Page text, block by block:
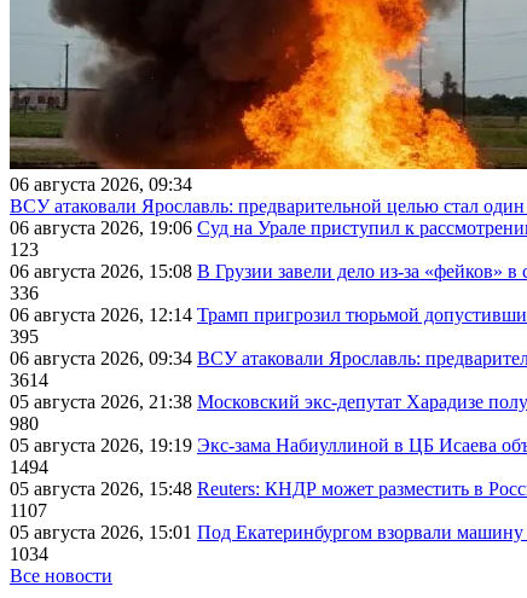
06 августа 2026, 09:34
ВСУ атаковали Ярославль: предварительной целью стал
06 августа 2026, 19:06 Суд на Урале приступил к
123
06 августа 2026, 15:08 В Грузии завели дело из-за «фейков»
336
06 августа 2026, 12:14 Трамп пригрозил тюрьмой
395
06 августа 2026, 09:34 ВСУ атаковали Ярославль:
3614
05 августа 2026, 21:38 Московский экс-депутат Харадизе
980
05 августа 2026, 19:19 Экс-зама Набиуллиной в ЦБ Исаева
1494
05 августа 2026, 15:48 Reuters: КНДР может разместить в
1107
05 августа 2026, 15:01 Под Екатеринбургом взорвали машину
1034
Все новости